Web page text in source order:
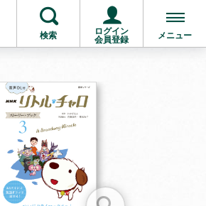
検索
ログイン
会員登録
メニュー
お支払いに進む
他にも商品を買う